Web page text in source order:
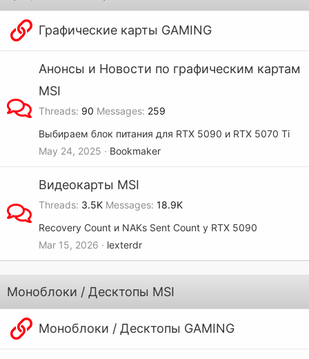
Графические карты GAMING
Анонсы и Новости по графическим картам
MSI
Threads 90 Messages 259
Выбираем блок питания для RTX 5090 и RTX 5070 Ti
May 24, 2025
Bookmaker
Видеокарты MSI
Threads 3.5K Messages 18.9K
Recovery Count и NAKs Sent Count у RTX 5090
Mar 15, 2026
lexterdr
Моноблоки / Десктопы MSI
Моноблоки / Десктопы GAMING